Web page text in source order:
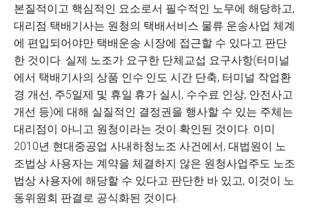
본질적이고 핵심적인 요소로서 필수적인 노무에 해당하고,
대리점 택배기사는 원청의 택배서비스 물류 운송사업 체계
에 편입되어야만 택배운송 시장에 접근할 수 있다고 판단
한 것이다. 실제 노조가 요구한 단체교섭 요구사항(터미널
에서 택배기사의 상품 인수·인도 시간 단축, 터미널 작업환
경 개선, 주5일제 및 휴일·휴가 실시, 수수료 인상, 안전사고
개선 등)에 대해 실질적인 결정권을 행사할 수 있는 주체는
대리점이 아니고 원청이라는 것이 확인된 것이다. 이미
2010년 현대중공업 사내하청노조 사건에서, 대법원이 노
조법상 사용자는 계약을 체결하지 않은 원청사업주도 노조
법상 사용자에 해당할 수 있다고 판단한 바 있고, 이것이 노
동위원회 판결로 공식화된 것이다.